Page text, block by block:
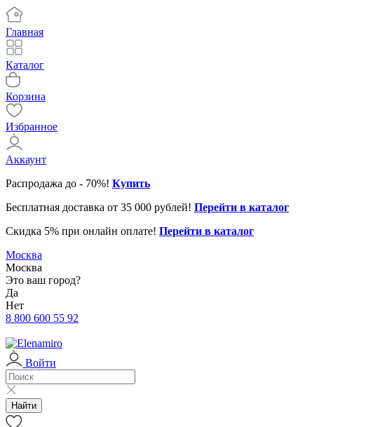
Главная
Каталог
Корзина
Избранное
Аккаунт
31.12.2025 Клиентская поддержка до 16:00 (по
Распродажа до - 70%! Купить
Бесплатная доставка от 35 000 рублей! Перейти в каталог
Скидка 5% при онлайн оплате! Перейти в каталог
Москва
Москва
Это ваш город?
Да
Нет
8 800 600 55 92
Войти
Найти